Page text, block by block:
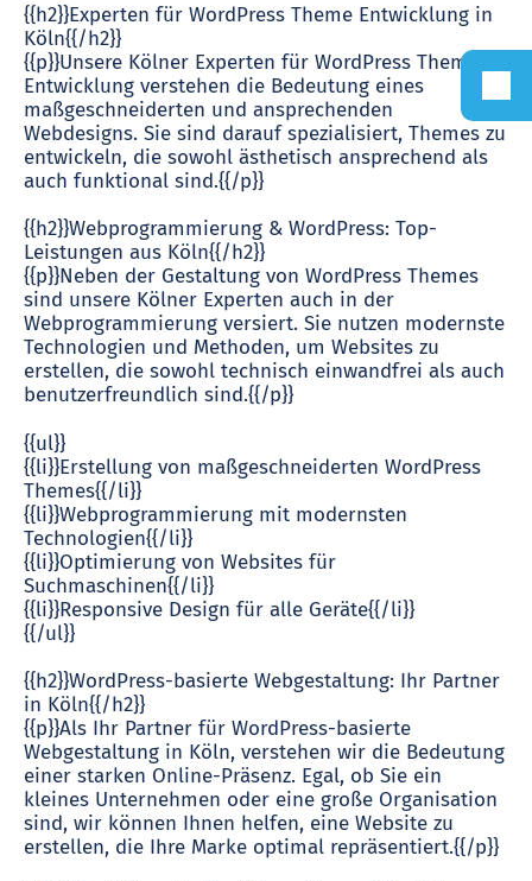
{{h2}}Experten für WordPress Theme Entwicklung in
Köln{{/h2}}
{{p}}Unsere Kölner Experten für WordPress Theme
Entwicklung verstehen die Bedeutung eines
maßgeschneiderten und ansprechenden
Webdesigns. Sie sind darauf spezialisiert, Themes zu
entwickeln, die sowohl ästhetisch ansprechend als
auch funktional sind.{{/p}}
{{h2}}Webprogrammierung & WordPress: Top-
Leistungen aus Köln{{/h2}}
{{p}}Neben der Gestaltung von WordPress Themes
sind unsere Kölner Experten auch in der
Webprogrammierung versiert. Sie nutzen modernste
Technologien und Methoden, um Websites zu
erstellen, die sowohl technisch einwandfrei als auch
benutzerfreundlich sind.{{/p}}
{{ul}}
{{li}}Erstellung von maßgeschneiderten WordPress
Themes{{/li}}
{{li}}Webprogrammierung mit modernsten
Technologien{{/li}}
{{li}}Optimierung von Websites für
Suchmaschinen{{/li}}
{{li}}Responsive Design für alle Geräte{{/li}}
{{/ul}}
{{h2}}WordPress-basierte Webgestaltung: Ihr Partner
in Köln{{/h2}}
{{p}}Als Ihr Partner für WordPress-basierte
Webgestaltung in Köln, verstehen wir die Bedeutung
einer starken Online-Präsenz. Egal, ob Sie ein
kleines Unternehmen oder eine große Organisation
sind, wir können Ihnen helfen, eine Website zu
erstellen, die Ihre Marke optimal repräsentiert.{{/p}}